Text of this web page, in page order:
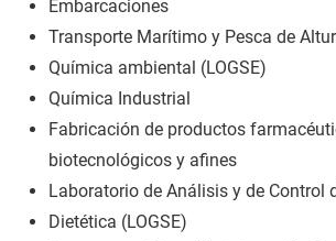
Embarcaciones
Transporte Marítimo y Pesca de
Química ambiental (LOGSE)
Química Industrial
Fabricación de productos
biotecnológicos y afines
Laboratorio de Análisis y de Control
Dietética (LOGSE)